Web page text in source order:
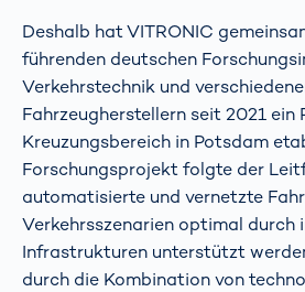
Deshalb hat VITRONIC
führenden deutschen
Verkehrstechnik und
Fahrzeugherstellern seit 2021 ein
Kreuzungsbereich in Potsdam
Forschungsprojekt folgte der
automatisierte und vernetzte
Verkehrsszenarien optimal durch
Infrastrukturen unterstützt
durch die Kombination von